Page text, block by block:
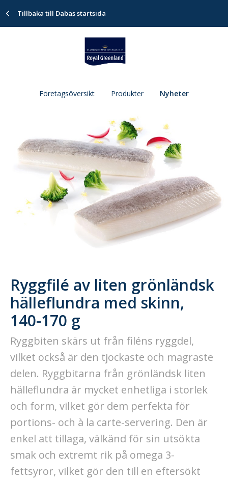
Tillbaka till Dabas startsida
Företagsöversikt Produkter Nyheter
Ryggfilé av liten grönländsk
hälleflundra med skinn,
140-170 g
Ryggbiten skärs ut från filéns ryggdel,
vilket också är den tjockaste och magraste
delen. Ryggbitarna från grönländsk liten
hälleflundra är mycket enhetliga i storlek
och form, vilket gör dem perfekta för
portions- och à la carte-servering. Den är
enkel att tillaga, välkänd för sin utsökta
smak och extremt rik på omega 3-
fettsyror, vilket gör den till en eftersökt